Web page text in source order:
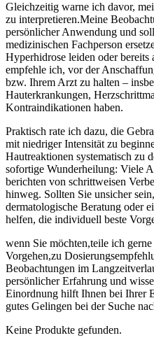
Gleichzeitig warne ich davor,‍
zu interpretieren.Meine
persönlicher Anwendung ⁢und
medizinischen Fachperson
Hyperhidrose leiden oder bereits‍
empfehle ich, ⁢vor der
bzw.‌ Ihrem ⁣Arzt zu halten –
Hauterkrankungen,‌
Kontraindikationen haben.
Praktisch rate ich‍ dazu, ‌die
mit niedriger Intensität zu
Hautreaktionen systematisch zu
⁣sofortige⁤ Wunderheilung:‌ Viele
berichten von schrittweisen
‍hinweg. Sollten Sie ‍unsicher
dermatologische ​Beratung⁤ oder
helfen, die individuell beste
wenn Sie möchten,teile ich
Vorgehen,zu
‌Beobachtungen im​
persönlicher ‌Erfahrung und‍
Einordnung hilft Ihnen bei ⁣Ihrer
gutes Gelingen bei der ⁣Suche
Keine Produkte gefunden.